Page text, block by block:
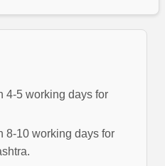
4-5 working days for
8-10 working days for